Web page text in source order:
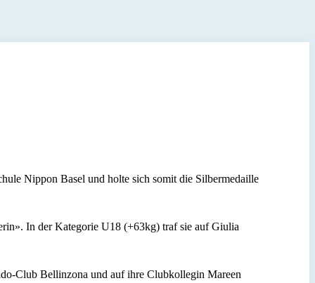
Nippon Basel und holte sich somit die Silbermedaille
In der Kategorie U18 (+63kg) traf sie auf Giulia
Club Bellinzona und auf ihre Clubkollegin Mareen